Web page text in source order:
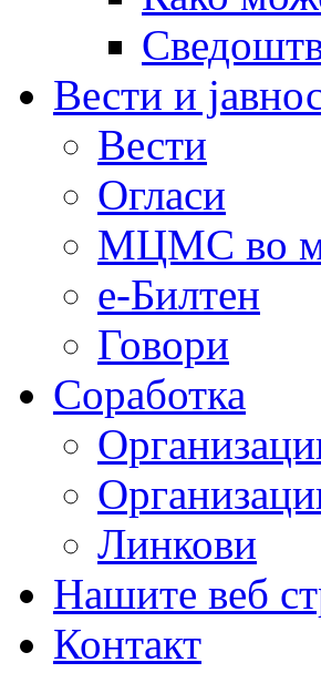
Вести и
Вести
Огласи
МЦМС во
е-Билтен
Говори
Соработка
Линкови
Нашите веб
Контакт